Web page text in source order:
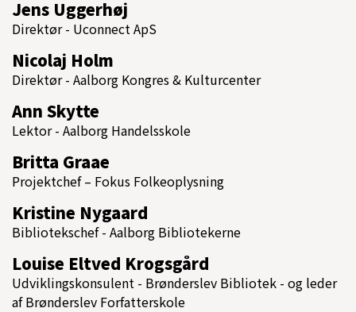
Jens Uggerhøj
Direktør - Uconnect ApS
Nicolaj Holm
Direktør - Aalborg Kongres & Kulturcenter
Ann Skytte
Lektor - Aalborg Handelsskole
Britta Graae
Projektchef – Fokus Folkeoplysning
Kristine Nygaard
Bibliotekschef - Aalborg Bibliotekerne
Louise Eltved Krogsgård
Udviklingskonsulent - Brønderslev Bibliotek - og leder
af Brønderslev Forfatterskole